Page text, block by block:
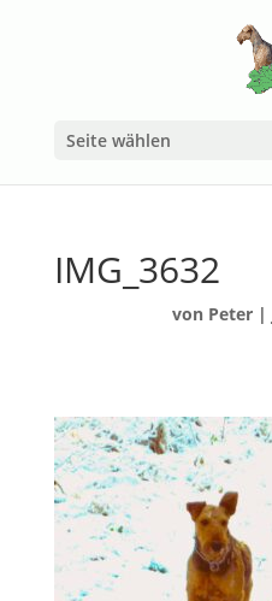
Seite wählen
IMG_3632
von Peter |